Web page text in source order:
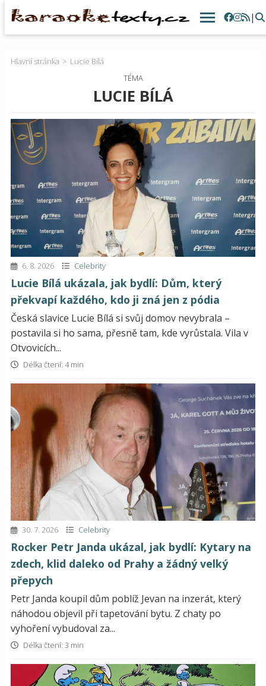
|
Hlavní stránka
Lucie Bílá
TÉMA
LUCIE BÍLÁ
6. 8. 2026 Celebrity
Lucie Bílá ukázala, jak bydlí: Dům, který
překvapí každého, kdo ji zná jen z pódia
Česká slavice Lucie Bílá si svůj domov nevybrala –
postavila si ho sama, přesně tam, kde vyrůstala. Vila v
Otvovicích...
Délka čtení: 4 min
30. 7. 2026 Celebrity
Rocker Petr Janda ukázal, jak bydlí: Kytary na
zdech, klid daleko od Prahy a žádný velký
přepych
Petr Janda koupil dům poblíž Jevan na inzerát, který
náhodou objevil při tapetování bytu. Z chaty po
vyhoření vybudoval za...
Délka čtení: 3 min